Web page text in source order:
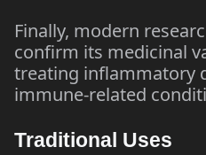
Finally, modern
confirm its medicinal
treating inflammatory
immune-related
Traditional Uses